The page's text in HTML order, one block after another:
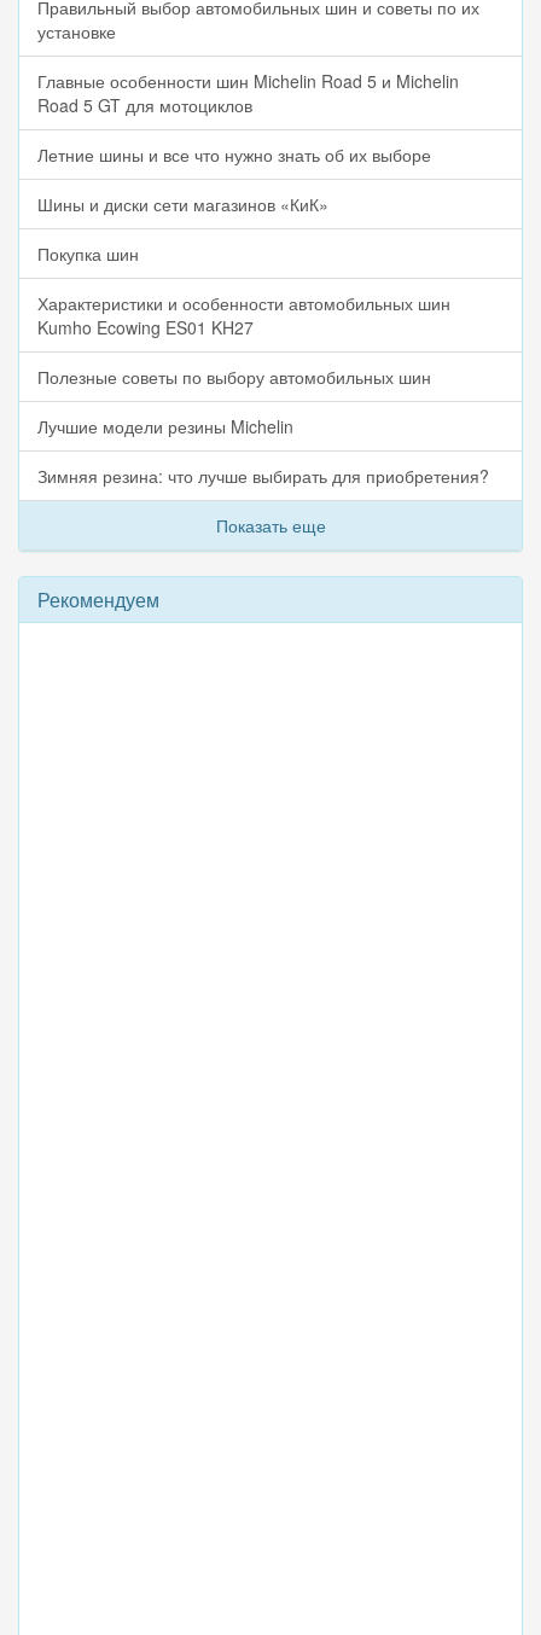
Правильный выбор автомобильных шин и советы по их
установке
Главные особенности шин Michelin Road 5 и Michelin
Road 5 GT для мотоциклов
Летние шины и все что нужно знать об их выборе
Шины и диски сети магазинов «КиК»
Покупка шин
Характеристики и особенности автомобильных шин
Kumho Ecowing ES01 KH27
Полезные советы по выбору автомобильных шин
Лучшие модели резины Michelin
Зимняя резина: что лучше выбирать для приобретения?
Показать еще
Рекомендуем